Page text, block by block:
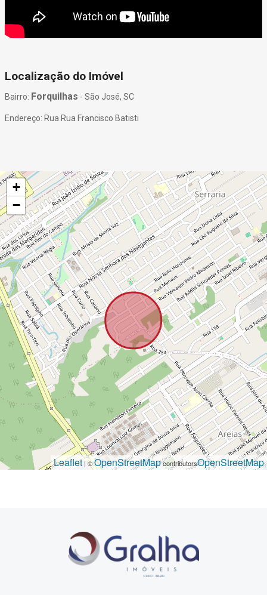
Localização do Imóvel
Bairro: Forquilhas - São José, SC
Endereço: Rua Rua Francisco Batisti
+
−
Leaflet | ©OpenStreetMapcontributorsOpenStreetMap